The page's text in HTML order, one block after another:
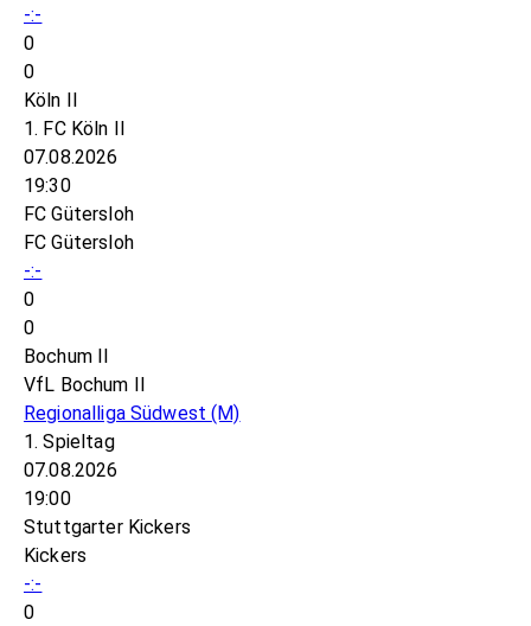
-:-
0
0
Köln II
1. FC Köln II
07.08.2026
19:30
FC Gütersloh
FC Gütersloh
-:-
0
0
Bochum II
VfL Bochum II
Regionalliga Südwest(M)
1. Spieltag
07.08.2026
19:00
Stuttgarter Kickers
Kickers
-:-
0